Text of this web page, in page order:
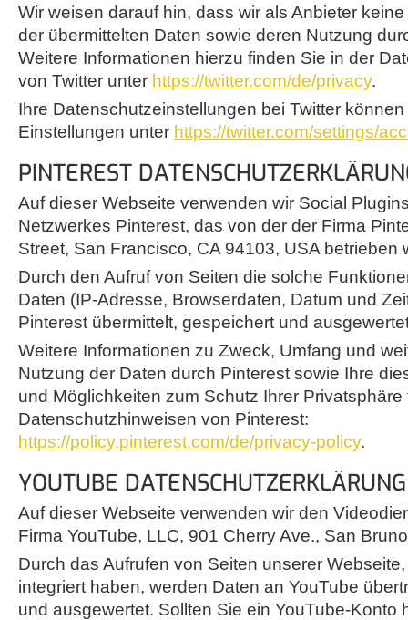
Wir weisen darauf hin, dass wir als Anbieter
der übermittelten Daten sowie deren Nutzung
Weitere Informationen hierzu finden Sie in der
von Twitter unter https://twitter.com/de/privacy.
Ihre Datenschutzeinstellungen bei Twitter
Einstellungen unter https://twitter.com/settings/
PINTEREST
Auf dieser Webseite verwenden wir Social
Netzwerkes Pinterest, das von der der Firma
Street, San Francisco, CA 94103, USA betrieben
Durch den Aufruf von Seiten die solche
Daten (IP-Adresse, Browserdaten, Datum und
Pinterest übermittelt, gespeichert und
Weitere Informationen zu Zweck, Umfang und
Nutzung der Daten durch Pinterest sowie Ihre
und Möglichkeiten zum Schutz Ihrer
Datenschutzhinweisen von Pinterest:
https://policy.pinterest.com/de/privacy-policy.
YOUTUBE DATENSCHUTZERKLÄRUNG
Auf dieser Webseite verwenden wir den
Firma YouTube, LLC, 901 Cherry Ave., San
Durch das Aufrufen von Seiten unserer
integriert haben, werden Daten an YouTube
und ausgewertet. Sollten Sie ein YouTube-Konto